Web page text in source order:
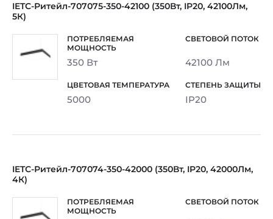
IETC-Ритейл-707075-350-42100 (350Вт, IP20, 42100Лм,
5К)
350 Вт 42100 Лм
5000 IP20
IETC-Ритейл-707074-350-42000 (350Вт, IP20, 42000Лм,
4К)